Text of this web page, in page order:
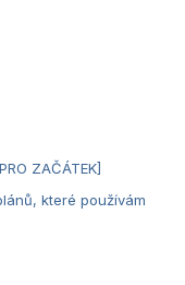
ZAČÁTEK]
které používám